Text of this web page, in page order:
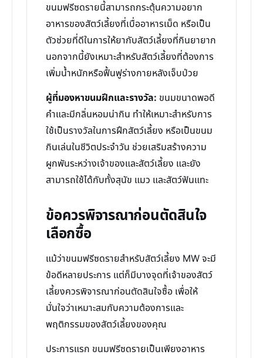
ขนมฟรีซดรายนี้สามารถกระตุ้นความอยาก
อาหารของสัตว์เลี้ยงที่เบื่ออาหารเม็ด หรือเป็น
ตัวช่วยที่ดีในการให้ยากับสัตว์เลี้ยงที่กินยายาก
นอกจากนี้ยังเหมาะสำหรับสัตว์เลี้ยงที่ต้องการ
เพิ่มน้ำหนักหรือฟื้นฟูร่างกายหลังเจ็บป่วย
ผู้ที่มองหาขนมฝึกและรางวัล: ขนมขนาดพอดี
คำและมีกลิ่นหอมน่ากิน ทำให้เหมาะสำหรับการ
ใช้เป็นรางวัลในการฝึกสัตว์เลี้ยง หรือเป็นขนม
กินเล่นในชีวิตประจำวัน ช่วยเสริมสร้างความ
ผูกพันระหว่างเจ้าของและสัตว์เลี้ยง และยัง
สามารถใช้ได้กับทั้งสุนัข แมว และสัตว์ฟันแทะ
ข้อควรพิจารณาก่อนตัดสินใจ
เลือกซื้อ
แม้ว่าขนมฟรีซดรายสำหรับสัตว์เลี้ยง MW จะมี
ข้อดีหลายประการ แต่ก็มีบางจุดที่เจ้าของสัตว์
เลี้ยงควรพิจารณาก่อนตัดสินใจซื้อ เพื่อให้
มั่นใจว่าเหมาะสมกับความต้องการและ
พฤติกรรมของสัตว์เลี้ยงของคุณ
ประการแรก ขนมฟรีซดรายเป็นเพียงอาหาร